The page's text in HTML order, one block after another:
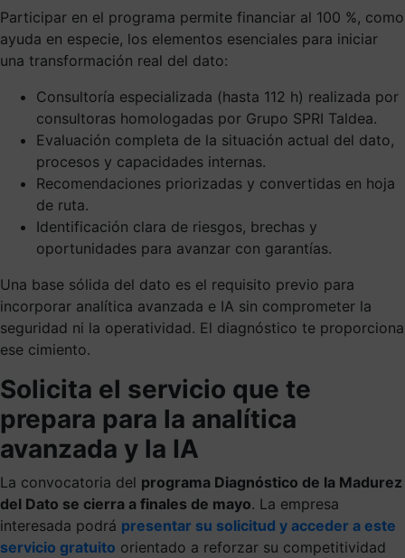
Participar en el programa permite financiar al 100 %, como
ayuda en especie, los elementos esenciales para iniciar
una transformación real del dato:
Consultoría especializada (hasta 112 h) realizada por
consultoras homologadas por Grupo SPRI Taldea.
Evaluación completa de la situación actual del dato,
procesos y capacidades internas.
Recomendaciones priorizadas y convertidas en hoja
de ruta.
Identificación clara de riesgos, brechas y
oportunidades para avanzar con garantías.
Una base sólida del dato es el requisito previo para
incorporar analítica avanzada e IA sin comprometer la
seguridad ni la operatividad. El diagnóstico te proporciona
ese cimiento.
Solicita el servicio que te
prepara para la analítica
avanzada y la IA
La convocatoria del programa Diagnóstico de la Madurez
del Dato se cierra a finales de mayo. La empresa
interesada podrá presentar su solicitud y acceder a este
servicio gratuito orientado a reforzar su competitividad